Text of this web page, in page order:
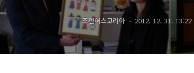
조인어스코리아 2012. 12. 31. 13:22